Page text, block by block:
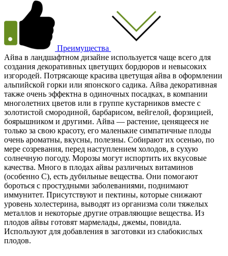
Преимущества
Айва в ландшафтном дизайне используется чаще всего для
создания декоративных цветущих бордюров и невысоких
изгородей. Потрясающе красива цветущая айва в оформлении
альпийской горки или японского садика. Айва декоративная
также очень эффектна в одиночных посадках, в компании
многолетних цветов или в группе кустарников вместе с
золотистой смородиной, барбарисом, вейгелой, форзицией,
боярышником и другими. Айва — растение, ценящееся не
только за свою красоту, его маленькие симпатичные плоды
очень ароматны, вкусны, полезны. Собирают их осенью, по
мере созревания, перед наступлением холодов, в сухую
солнечную погоду. Морозы могут испортить их вкусовые
качества. Много в плодах айвы различных витаминов
(особенно С), есть дубильные вещества. Они помогают
бороться с простудными заболеваниями, поднимают
иммунитет. Присутствуют и пектины, которые снижают
уровень холестерина, выводят из организма соли тяжелых
металлов и некоторые другие отравляющие вещества. Из
плодов айвы готовят мармелады, джемы, повидла.
Используют для добавления в заготовки из слабокислых
плодов.